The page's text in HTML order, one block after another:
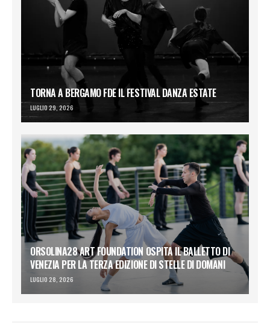
TORNA A BERGAMO FDE IL FESTIVAL DANZA ESTATE
LUGLIO 29, 2026
ORSOLINA28 ART FOUNDATION OSPITA IL BALLETTO DI
VENEZIA PER LA TERZA EDIZIONE DI STELLE DI DOMANI
LUGLIO 28, 2026